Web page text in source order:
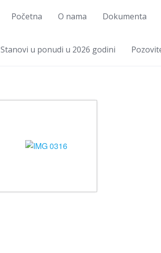
Početna O nama Dokumenta
Stanovi u ponudi u 2026 godini